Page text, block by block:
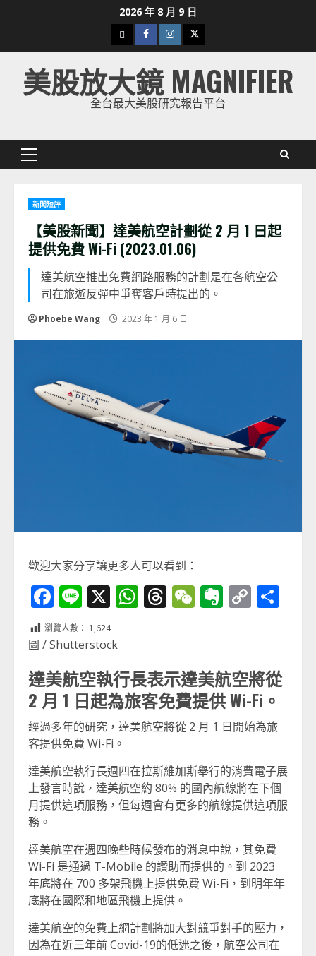
2026 年 8 月 9 日
下
載
美
股
Facebook
Instagram
Twitter
美股放大鏡 MAGNIFIER
全台最大美股研究報告平台
Primary
新聞短評
【美股新聞】達美航空計劃從 2 月 1 日起
提供免費 Wi-Fi (2023.01.06)
達美航空推出免費網路服務的計劃是在各航空公
司在旅遊反彈中爭奪客戶時提出的。
Phoebe Wang 2023 年 1 月 6 日
歡迎大家分享讓更多人可以看到：
Facebook
Line
X WhatsApp
Threads
WeChat
Evernote
Copy
瀏覽人數： 1,624
圖 / Shutterstock
達美航空執行長表示達美航空將從
2 月 1 日起為旅客免費提供 Wi-Fi。
經過多年的研究，達美航空將從 2 月 1 日開始為旅
客提供免費 Wi-Fi。
達美航空執行長週四在拉斯維加斯舉行的消費電子展
上發言時說，達美航空約 80% 的國內航線將在下個
月提供這項服務，但每週會有更多的航線提供這項服
務。
達美航空在週四晚些時候發布的消息中說，其免費
Wi-Fi 是通過 T-Mobile 的讚助而提供的。到 2023
年底將在 700 多架飛機上提供免費 Wi-Fi，到明年年
底將在國際和地區飛機上提供。
達美航空的免費上網計劃將加大對競爭對手的壓力，
因為在近三年前 Covid-19的低迷之後，航空公司在